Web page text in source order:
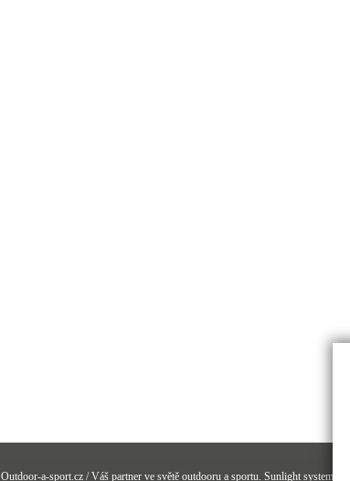
Outdoor-a-sport.cz / Váš partner ve světě outdooru a sportu. Sunlight systems